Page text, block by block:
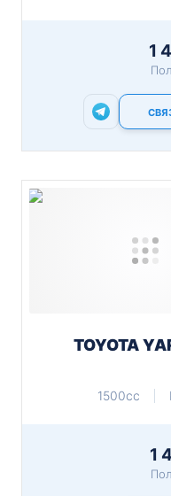
1
TOYOTA
1500cc
1